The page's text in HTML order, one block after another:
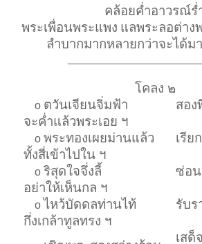
คล้อยค่ำอาวรณ์ร่
พระเพื่อนพระแพง แลพระลอต่าง
ลำบากมากหลายกว่าจะได้ม
โคลง ๒
o ตวันเจียนจิ่มฟ้า
สอง
จะค่ำแล้วพระเอย ฯ
o พระทองเผยม่านแล้ว
เรีย
ทั้งสี่เข้าไปใน ฯ
o ริสุดใจจึ่งลี้
ซ่อ
อย่าให้เห็นกล ฯ
o ไหว้บัดดลท่านไท้
รับร
กึ่งเกล้าทูลทรง ฯ
เสด็